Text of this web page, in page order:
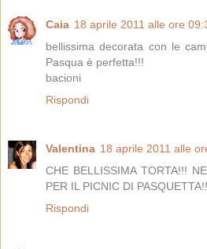
Caia 18 aprile 2011 alle ore
bellissima decorata con le
Pasqua è perfetta!!!
bacioni
Rispondi
Valentina 18 aprile 2011 alle
CHE BELLISSIMA TORTA!!!
PER IL PICNIC DI
Rispondi